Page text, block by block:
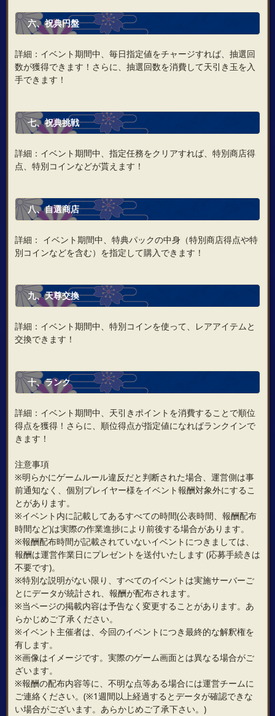
六、祝典円盤
詳細：イベント期間中、毎日指定値をチャージすれば、抽選回
数が獲得できます！さらに、抽選回数を消費して天引き玉を入
手できます！
七、祝典挑戦
詳細：イベント期間中、指定任務をクリアすれば、特別商店得
点、特別コインなどが貰えます！
八、自選商店
詳細： イベント期間中、特典パックの中身（特別商店得点や特
別コインなどを含む）を指定して購入できます！
九、天尊交換
詳細：イベント期間中、特別コインを使って、レアアイテムと
交換できます！
十、ランク
詳細：イベント期間中、天引きポイントを消費することで順位
得点を獲得！さらに、順位得点が指定値になればランクインで
きます！
注意事項
※明らかにゲームルール違反だと判断された場合、運営側は事
前通知なく、個別プレイヤー様をイベント報酬対象外にするこ
とがあります。
※イベント内に記載してあるすべての時間(公表時間、報酬配布
時間など)は実際の作業進捗により前後する場合があります。
※報酬配布時間が記載されていないイベントにつきましては、
報酬は運営作業日にプレゼントを送付いたします (応募手続きは
不要です)。
※特別な説明がない限り、すべてのイベントは実施サーバーご
とにデータが統計され、報酬が配布されます。
※当ページの掲載内容は予告なく変更することがあります。あ
らかじめご了承ください。
※イベント主催者は、今回のイベントにつき最終的な解釈権を
有します。
※画像はイメージです。実際のゲーム画面とは異なる場合がご
ざいます。
※報酬の配布内容等に、不明な点等ある場合には運営チームに
ご連絡ください。(※1週間以上経過するとデータが確認できな
い場合がございます。あらかじめご了承下さい。)